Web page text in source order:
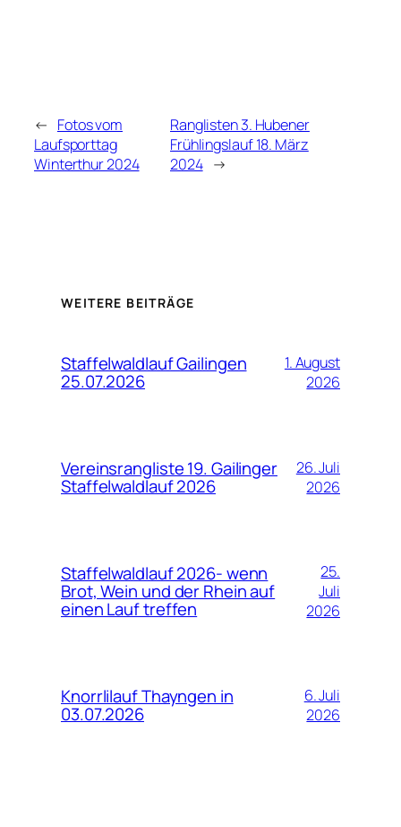
← Fotos vom
Laufsporttag
Winterthur 2024
Ranglisten 3. Hubener
Frühlingslauf 18. März
2024 →
WEITERE BEITRÄGE
Staffelwaldlauf Gailingen
25.07.2026
1. August
2026
Vereinsrangliste 19. Gailinger
Staffelwaldlauf 2026
26. Juli
2026
Staffelwaldlauf 2026- wenn
Brot, Wein und der Rhein auf
einen Lauf treffen
25.
Juli
2026
Knorrlilauf Thayngen in
03.07.2026
6. Juli
2026